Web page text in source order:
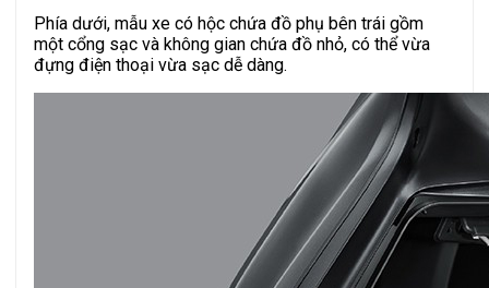
Phía dưới, mẫu xe có hộc chứa đồ phụ bên trái gồm
một cổng sạc và không gian chứa đồ nhỏ, có thể vừa
đựng điện thoại vừa sạc dễ dàng.